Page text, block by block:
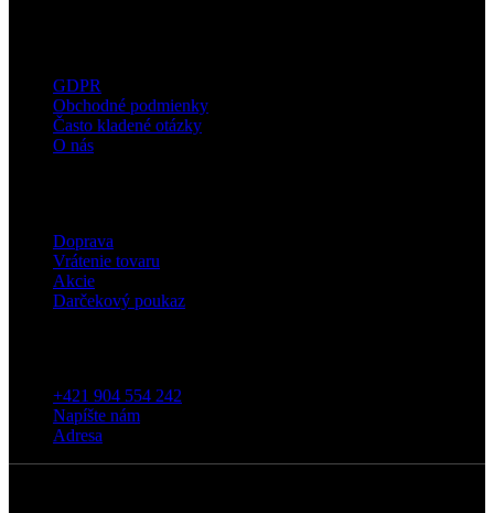
GDPR
Obchodné podmienky
Často kladené otázky
O nás
Doprava
Vrátenie tovaru
Akcie
Darčekový poukaz
+421 904 554 242
Napíšte nám
Adresa